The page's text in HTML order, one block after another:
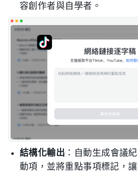
容創作者與自學者。
結構化輸出 ：自動生成會議
動項，並將重點事項標記，